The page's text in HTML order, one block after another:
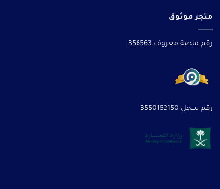
متجر موثوق
رقم منصة معروف 356563
رقم سجل 3550152150